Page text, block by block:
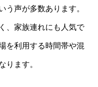
う声が多数あります。
、家族連れにも人気で
を利用する時間帯や混
ります。